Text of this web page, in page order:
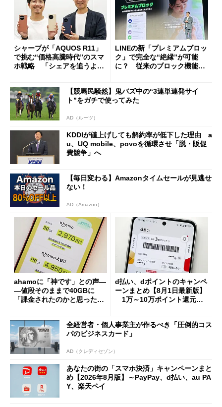
シャープが「AQUOS R11」
で挑む“価格高騰時代”のスマ
ホ戦略 「シェアを追うより
LINEの新「プレミアムブロッ
ク」で完全な“絶縁”が可能
に？ 従来のブロック機能と
【競馬民騒然】鬼バズ中の“3連単連発サイ
ト”をガチで使ってみた
AD（ルーツ）
KDDIが値上げしても解約率が低下した理由 a
u、UQ mobile、povoを循環させ「脱・販促
費競争」へ
【毎日変わる】Amazonタイムセールが見逃せ
ない！
AD（Amazon）
ahamoに「神です」との声―
―値段そのままで40GBに
「課金されたのかと思った」
d払い、dポイントのキャンペ
ーンまとめ【8月1日最新版】
1万～10万ポイント還元の
全経営者・個人事業主が作るべき「圧倒的コス
パのビジネスカード」
AD（クレディセゾン）
あなたの街の「スマホ決済」キャンペーンまと
め【2026年8月版】～PayPay、d払い、au PA
Y、楽天ペイ